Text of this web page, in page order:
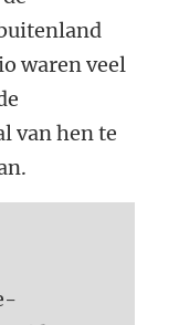
waren veel
van hen te